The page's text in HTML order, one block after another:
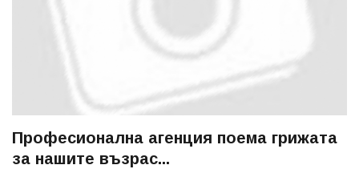
Професионална агенция поема грижата
за нашите възрас...